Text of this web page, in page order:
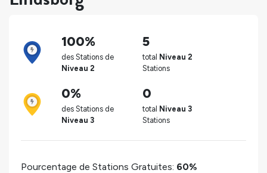
100%
des Stations de
Niveau 2
5
total Niveau 2
Stations
0%
des Stations de
Niveau 3
0
total Niveau 3
Stations
Pourcentage de Stations Gratuites: 60%